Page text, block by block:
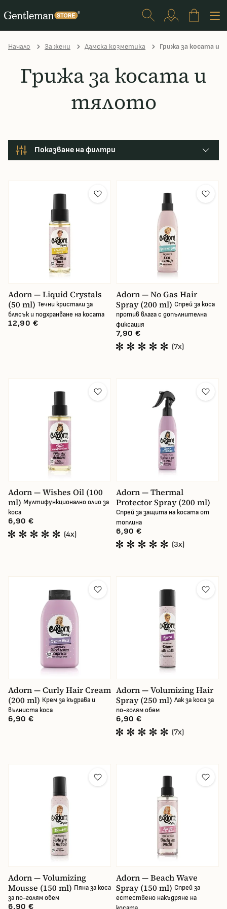
Начало За жени Дамска козметика Грижа за косата и
Грижа за косата и
тялото
Показване на филтри
Производител
В наличност
Adorn — Liquid Crystals
(50 ml) Течни кристали за
блясък и подхранване на косата
12,90 €
Adorn — No Gas Hair
Spray (200 ml) Спрей за коса
против влага с допълнителна
фиксация
7,90 €
(7x)
Adorn — Wishes Oil (100
ml) Мултифункционално олио за
коса
6,90 €
(4x)
Adorn — Thermal
Protector Spray (200 ml)
Спрей за защита на косата от
топлина
6,90 €
(3x)
Adorn — Curly Hair Cream
(200 ml) Крем за къдрава и
вълниста коса
6,90 €
Adorn — Volumizing Hair
Spray (250 ml) Лак за коса за
по-голям обем
6,90 €
(7x)
Adorn — Volumizing
Mousse (150 ml) Пяна за коса
за по-голям обем
6,90 €
Adorn — Beach Wave
Spray (150 ml) Спрей за
естествено накъдряне на